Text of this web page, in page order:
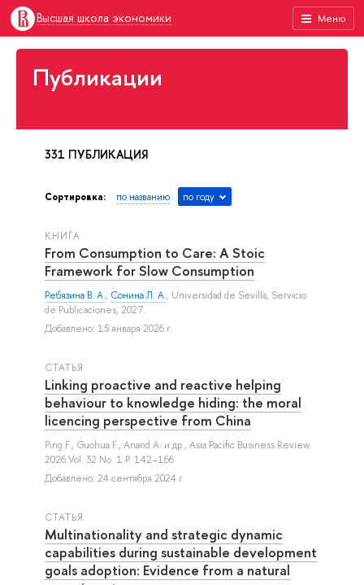
Меню
Высшая школа экономики
Публикации
331 ПУБЛИКАЦИЯ
Сортировка: по названию по году
КНИГА
From Consumption to Care: A Stoic
Framework for Slow Consumption
Ребязина В. А., Сонина Л. А., Universidad de Sevilla, Servicio
de Publicaciones, 2027.
Добавлено: 15 января 2026 г.
СТАТЬЯ
Linking proactive and reactive helping
behaviour to knowledge hiding: the moral
licencing perspective from China
Ping F., Guohua F., Anand A. и др., Asia Pacific Business Review
2026 Vol. 32 No. 1 P. 142–166
Добавлено: 24 сентября 2024 г.
СТАТЬЯ
Multinationality and strategic dynamic
capabilities during sustainable development
goals adoption: Evidence from a natural